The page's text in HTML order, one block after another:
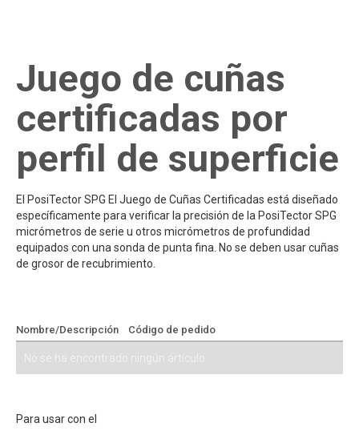
Juego de cuñas
certificadas por
perfil de superficie
El PosiTector SPG El Juego de Cuñas Certificadas está diseñado
específicamente para verificar la precisión de la PosiTector SPG
micrómetros de serie u otros micrómetros de profundidad
equipados con una sonda de punta fina. No se deben usar cuñas
de grosor de recubrimiento.
Nombre/Descripción Código de pedido
Para usar con el